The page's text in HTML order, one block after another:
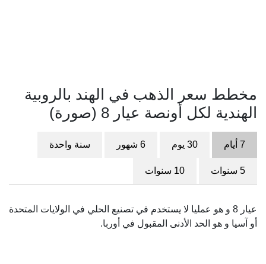
مخطط سعر الذهب في الهند بالروبية
الهندية لكل أونصة عيار 8 (صورة)
7 أيام 30 يوم 6 شهور سنة واحدة
5 سنوات 10 سنوات
عيار 8 و هو عمليا لا يستخدم في تصنيع الحلي في الولايات المتحدة
أو آسيا و هو الحد الأدنى المقبول في أوربا.